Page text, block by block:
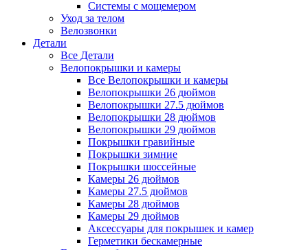
Системы с мощемером
Уход за телом
Велозвонки
Детали
Все Детали
Велопокрышки и камеры
Все Велопокрышки и камеры
Велопокрышки 26 дюймов
Велопокрышки 27.5 дюймов
Велопокрышки 28 дюймов
Велопокрышки 29 дюймов
Покрышки гравийные
Покрышки зимние
Покрышки шоссейные
Камеры 26 дюймов
Камеры 27.5 дюймов
Камеры 28 дюймов
Камеры 29 дюймов
Аксессуары для покрышек и камер
Герметики бескамерные